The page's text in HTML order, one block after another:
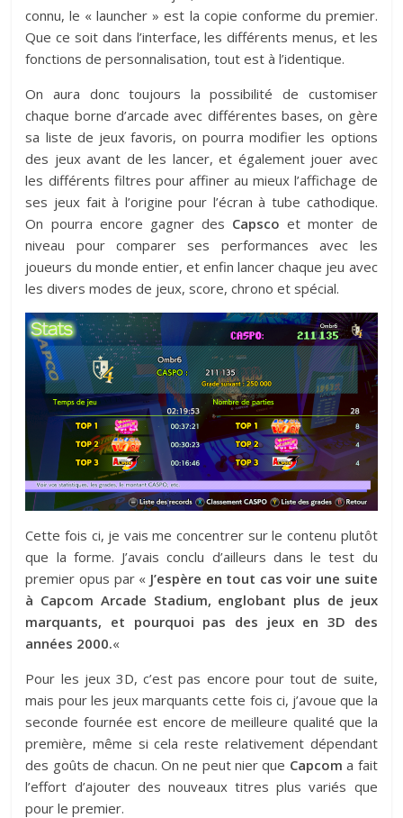
connu, le « launcher » est la copie conforme du premier.
Que ce soit dans l’interface, les différents menus, et les
fonctions de personnalisation, tout est à l’identique.
On aura donc toujours la possibilité de customiser
chaque borne d’arcade avec différentes bases, on gère
sa liste de jeux favoris, on pourra modifier les options
des jeux avant de les lancer, et également jouer avec
les différents filtres pour affiner au mieux l’affichage de
ses jeux fait à l’origine pour l’écran à tube cathodique.
On pourra encore gagner des Capsco et monter de
niveau pour comparer ses performances avec les
joueurs du monde entier, et enfin lancer chaque jeu avec
les divers modes de jeux, score, chrono et spécial.
Cette fois ci, je vais me concentrer sur le contenu plutôt
que la forme. J’avais conclu d’ailleurs dans le test du
premier opus par « J’espère en tout cas voir une suite
à Capcom Arcade Stadium, englobant plus de jeux
marquants, et pourquoi pas des jeux en 3D des
années 2000.«
Pour les jeux 3D, c’est pas encore pour tout de suite,
mais pour les jeux marquants cette fois ci, j’avoue que la
seconde fournée est encore de meilleure qualité que la
première, même si cela reste relativement dépendant
des goûts de chacun. On ne peut nier que Capcom a fait
l’effort d’ajouter des nouveaux titres plus variés que
pour le premier.